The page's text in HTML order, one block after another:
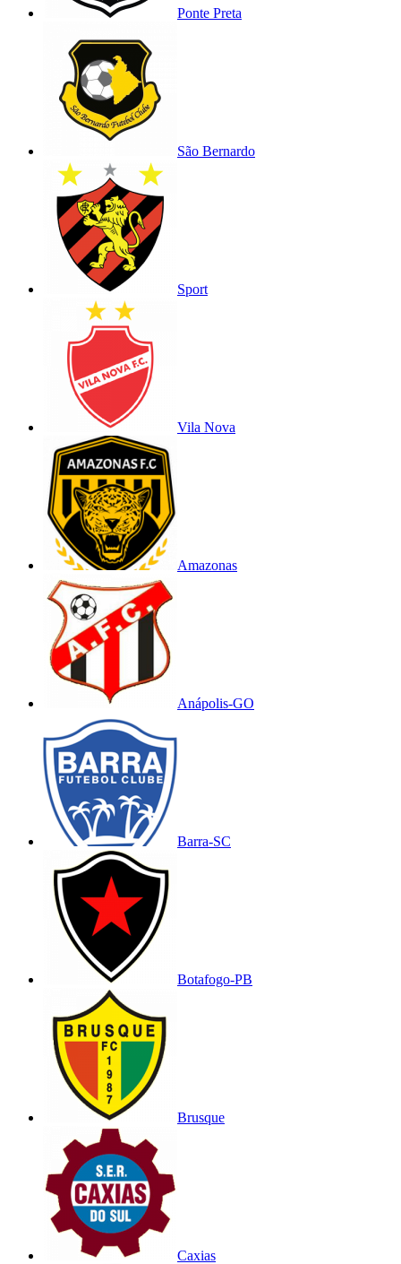
Ponte Preta
São Bernardo
Sport
Vila Nova
Amazonas
Anápolis-GO
Barra-SC
Botafogo-PB
Brusque
Caxias